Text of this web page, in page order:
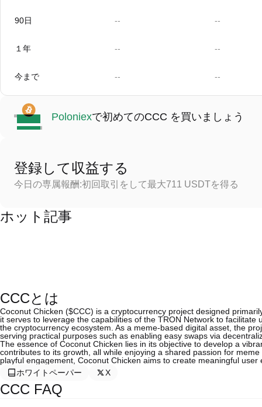
90日 -- --
１年 -- --
今まで -- --
Poloniexで初めてのCCC を買いましょう
登録して収益する
今日の専属報酬:初回取引をして最大711 USDTを得る
ホット記事
CCCとは
Coconut Chicken ($CCC) is a cryptocurrency project designed
it serves to leverage the capabilities of the TRON Network to
the cryptocurrency ecosystem. As a meme-based digital asset, the
serving practical purposes such as enabling easy swaps via
The essence of Coconut Chicken lies in its objective to develop a
contributes to its growth, all while enjoying a shared passion for
playful engagement, Coconut Chicken aims to create meaningful
ホワイトペーパー
X
CCC FAQ